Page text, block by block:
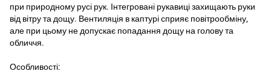
при природному русі рук. Інтегровані рукавиці захищають руки
від вітру та дощу. Вентиляція в каптурі сприяє повітрообміну,
але при цьому не допускає попадання дощу на голову та
обличчя.
Особливості: